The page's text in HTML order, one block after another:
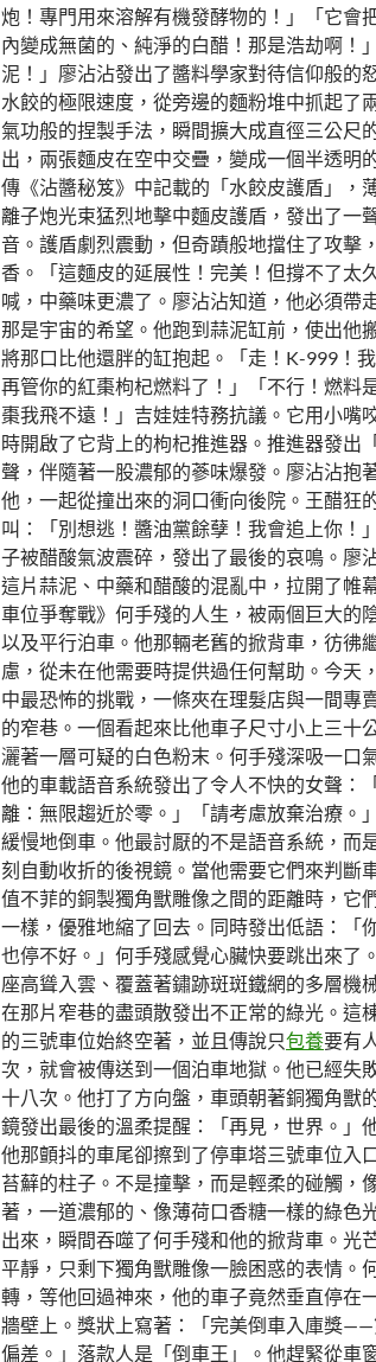
炮！專門用來溶解有機發酵物的！」「它會
內變成無菌的、純淨的白醋！那是浩劫啊！
泥！」廖沾沾發出了醬料學家對待信仰般的
水餃的極限速度，從旁邊的麵粉堆中抓起了
氣功般的捏製手法，瞬間擴大成直徑三公尺
出，兩張麵皮在空中交疊，變成一個半透明
傳《沾醬秘笈》中記載的「水餃皮護盾」，
離子炮光束猛烈地擊中麵皮護盾，發出了一
音。護盾劇烈震動，但奇蹟般地擋住了攻擊
香。「這麵皮的延展性！完美！但撐不了太
喊，中藥味更濃了。廖沾沾知道，他必須帶
那是宇宙的希望。他跑到蒜泥缸前，使出他
將那口比他還胖的缸抱起。「走！K-999！
再管你的紅棗枸杞燃料了！」「不行！燃料
棗我飛不遠！」吉娃娃特務抗議。它用小嘴
時開啟了它背上的枸杞推進器。推進器發出
聲，伴隨著一股濃郁的蔘味爆發。廖沾沾抱
他，一起從撞出來的洞口衝向後院。王醋狂
叫：「別想逃！醬油黨餘孽！我會追上你！
子被醋酸氣波震碎，發出了最後的哀鳴。廖
這片蒜泥、中藥和醋酸的混亂中，拉開了帷
車位爭奪戰》何手殘的人生，被兩個巨大的
以及平行泊車。他那輛老舊的掀背車，彷彿
慮，從未在他需要時提供過任何幫助。今天
中最恐怖的挑戰，一條夾在理髮店與一間專
的窄巷。一個看起來比他車子尺寸小上三十
灑著一層可疑的白色粉末。何手殘深吸一口
他的車載語音系統發出了令人不快的女聲：
離：無限趨近於零。」「請考慮放棄治療。
緩慢地倒車。他最討厭的不是語音系統，而
刻自動收折的後視鏡。當他需要它們來判斷
值不菲的銅製獨角獸雕像之間的距離時，它
一樣，優雅地縮了回去。同時發出低語：「
也停不好。」何手殘感覺心臟快要跳出來了
座高聳入雲、覆蓋著鏽跡斑斑鐵網的多層機
在那片窄巷的盡頭散發出不正常的綠光。這
的三號車位始終空著，並且傳說只包養要有
次，就會被傳送到一個泊車地獄。他已經失
十八次。他打了方向盤，車頭朝著銅獨角獸
鏡發出最後的溫柔提醒：「再見，世界。」
他那顫抖的車尾卻擦到了停車塔三號車位入
苔蘚的柱子。不是撞擊，而是輕柔的碰觸，
著，一道濃郁的、像薄荷口香糖一樣的綠色
出來，瞬間吞噬了何手殘和他的掀背車。光
平靜，只剩下獨角獸雕像一臉困惑的表情。
轉，等他回過神來，他的車子竟然垂直停在
牆壁上。獎狀上寫著：「完美倒車入庫獎
偏差。」落款人是「倒車王」。他趕緊從車